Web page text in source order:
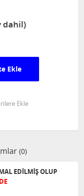
Ekle
Ekle
(0)
EDİLMİŞ OLUP